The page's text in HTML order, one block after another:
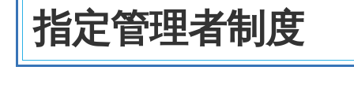
指定管理者制度